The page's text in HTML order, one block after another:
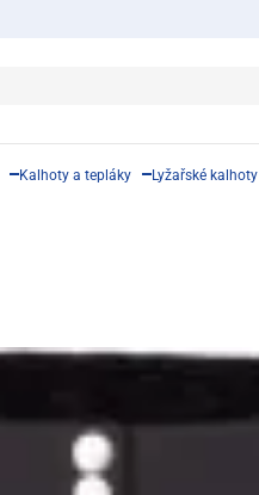
Kalhoty a tepláky Lyžařské kalhoty